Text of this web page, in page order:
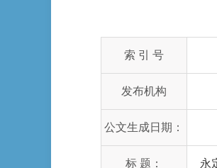
索 引 号
发布机构
公文生成日期：
标 题： 永